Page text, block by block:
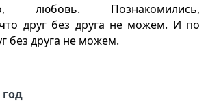
любовь. Познакомились,
друг без друга не можем. И по
без друга не можем.
год